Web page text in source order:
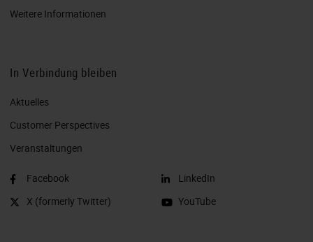
Weitere Informationen
In Verbindung bleiben
Aktuelles
Customer Perspectives​
Veranstaltungen
Facebook
X (formerly Twitter)
LinkedIn
YouTube